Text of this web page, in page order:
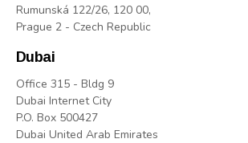
Rumunská 122/26, 120 00,
Prague 2 - Czech Republic
Dubai
Office 315 - Bldg 9
Dubai Internet City
P.O. Box 500427
Dubai United Arab Emirates